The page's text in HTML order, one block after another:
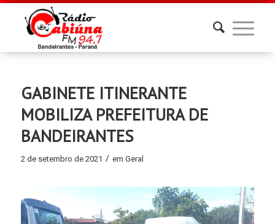
GABINETE ITINERANTE
MOBILIZA PREFEITURA DE
BANDEIRANTES
2 de setembro de 2021 / em Geral